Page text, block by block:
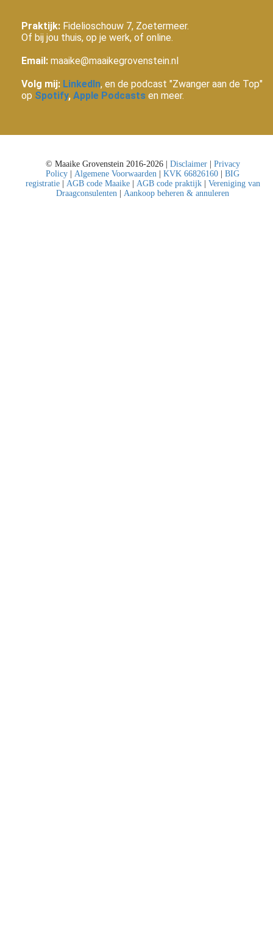
Praktijk: Fidelioschouw 7, Zoetermeer.
Of bij jou thuis, op je werk, of online.
Email: maaike@maaikegrovenstein.nl
Volg mij: LinkedIn, en de podcast "Zwanger aan de Top"
op Spotify, Apple Podcasts en meer.
© Maaike Grovenstein 2016-2026 | Disclaimer| Privacy
Policy | Algemene Voorwaarden | KVK 66826160 | BIG
registratie| AGB code Maaike| AGB code praktijk| Vereniging van
Draagconsulenten | Aankoop beheren & annuleren